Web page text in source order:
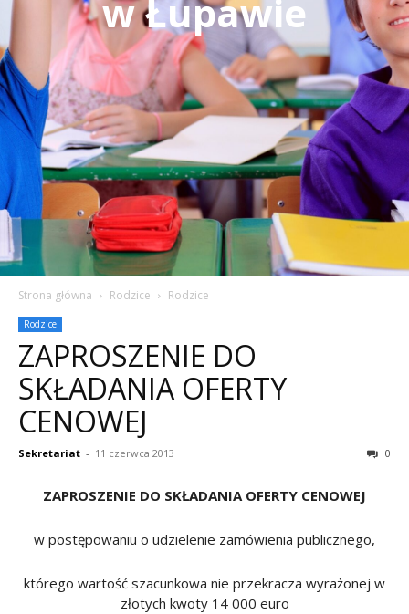
w Łupawie
Strona główna Rodzice Rodzice
Rodzice
ZAPROSZENIE DO
SKŁADANIA OFERTY
CENOWEJ
Sekretariat - 11 czerwca 2013 0
ZAPROSZENIE DO SKŁADANIA OFERTY CENOWEJ
w postępowaniu o udzielenie zamówienia publicznego,
którego wartość szacunkowa nie przekracza wyrażonej w
złotych kwoty 14 000 euro